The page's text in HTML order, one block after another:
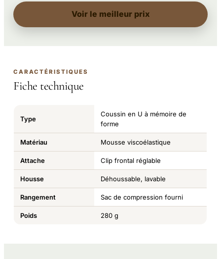
Voir le meilleur prix
CARACTÉRISTIQUES
Fiche technique
Type
Coussin en U à mémoire de
forme
Matériau Mousse viscoélastique
Attache Clip frontal réglable
Housse Déhoussable, lavable
Rangement Sac de compression fourni
Poids 280 g